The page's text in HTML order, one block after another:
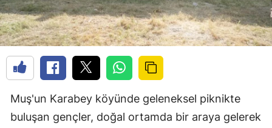
Muş'un Karabey köyünde geleneksel piknikte
buluşan gençler, doğal ortamda bir araya gelerek